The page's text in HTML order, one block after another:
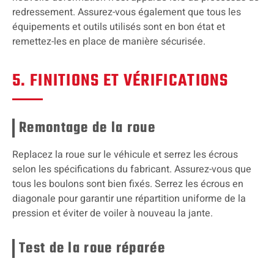
redressement. Assurez-vous également que tous les
équipements et outils utilisés sont en bon état et
remettez-les en place de manière sécurisée.
5. FINITIONS ET VÉRIFICATIONS
Remontage de la roue
Replacez la roue sur le véhicule et serrez les écrous
selon les spécifications du fabricant. Assurez-vous que
tous les boulons sont bien fixés. Serrez les écrous en
diagonale pour garantir une répartition uniforme de la
pression et éviter de voiler à nouveau la jante.
Test de la roue réparée